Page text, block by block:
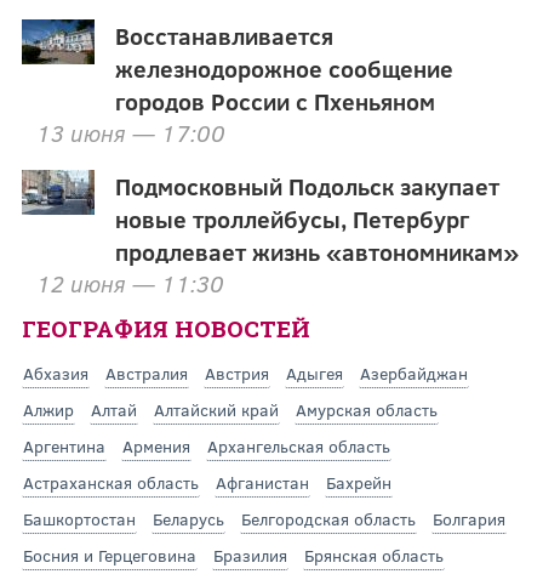
Восстанавливается
железнодорожное сообщение
городов России с Пхеньяном
13 июня — 17:00
Подмосковный Подольск закупает
новые троллейбусы, Петербург
продлевает жизнь «автономникам»
12 июня — 11:30
ГЕОГРАФИЯ НОВОСТЕЙ
Абхазия Австралия Австрия Адыгея
Азербайджан
Алжир
Алтай Алтайский край
Амурская область
Аргентина
Армения
Архангельская область
Астраханская область
Афганистан
Бахрейн
Башкортостан
Беларусь Белгородская область
Болгария
Босния и Герцеговина
Бразилия
Брянская область